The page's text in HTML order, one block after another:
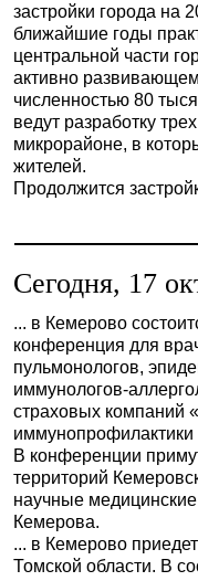
застройки города на
ближайшие годы
центральной части
активно
численностью 80
ведут разработку
микрорайоне, в
жителей.
Продолжится
Сегодня, 17
... в Кемерово
конференция для
пульмонологов,
иммунологов-
страховых компаний
В конференции
территорий
научные
Кемерова.
... в Кемерово
Томской области. В